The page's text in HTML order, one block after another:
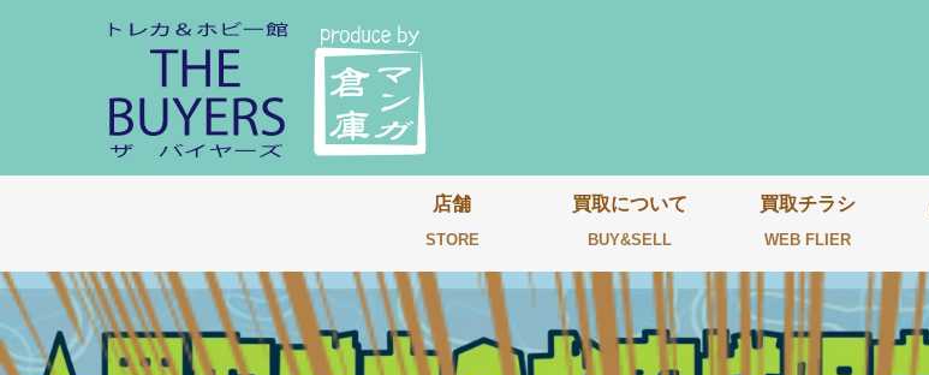
店舗
STORE
買取について
BUY&SELL
買取チラシ
WEB FLIER